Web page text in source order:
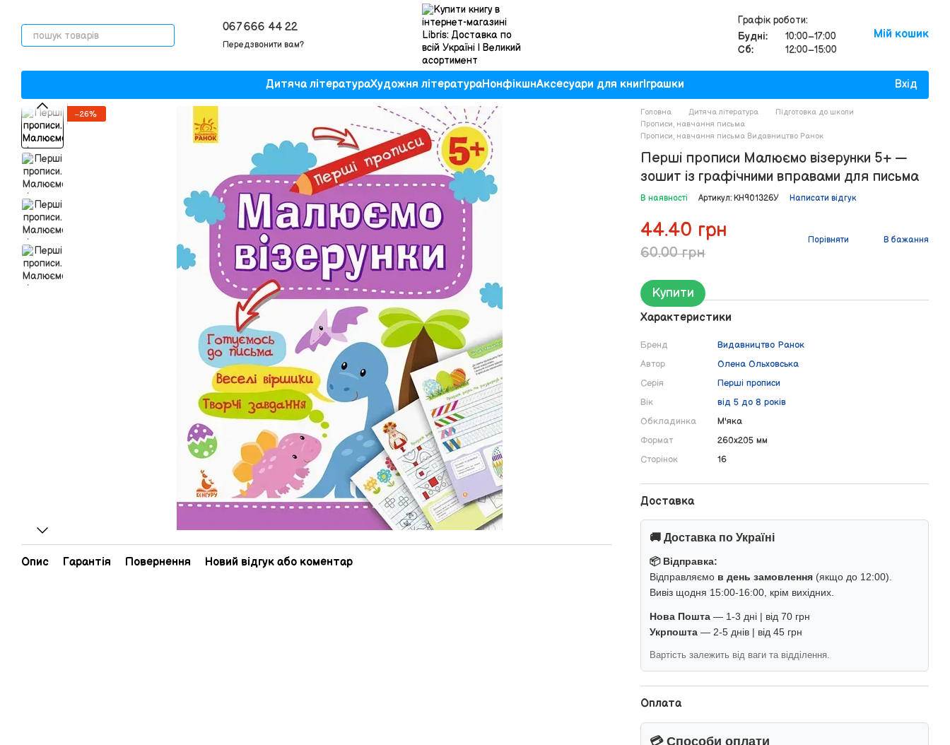
067 666 44 22
Передзвонити вам?
Графік роботи:
Будні:
10:00–17:00
Сб:
12:00–15:00
Мій кошик
Дитяча літератураХудожня літератураНонфікшнАксесуари для книгІграшки Вхід
−26%
Опис Гарантія Повернення Новий відгук або коментар
Головна Дитяча література
Підготовка до школи
Прописи, навчання письма
Прописи, навчання письма Видавництво Ранок
Перші прописи Малюємо візерунки 5+ —
зошит із графічними вправами для письма
В наявності Артикул: КН901326У Написати відгук
44.40 грн
60.00 грн
Порівняти В бажання
Купити
Характеристики
Бренд
Видавництво Ранок
Автор
Олена Ольховська
Серія
Перші прописи
Вік
від 5 до 8 років
Обкладинка
М'яка
Формат
260х205 мм
Сторінок
16
Доставка
🚚 Доставка по Україні
📦 Відправка:
Відправляємо в день замовлення (якщо до 12:00).
Вивіз щодня 15:00-16:00, крім вихідних.
Нова Пошта — 1-3 дні | від 70 грн
Укрпошта — 2-5 днів | від 45 грн
Вартість залежить від ваги та відділення.
Оплата
💳 Способи оплати